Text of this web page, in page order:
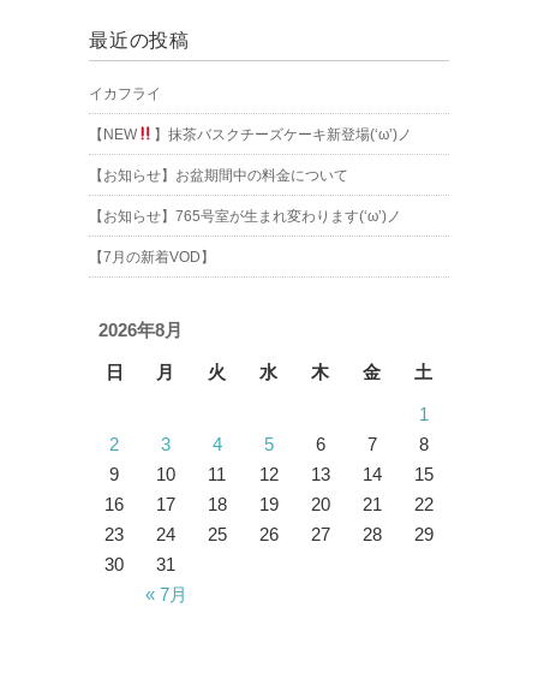
最近の投稿
イカフライ
【NEW 】抹茶バスクチーズケーキ新登場(‘ω’)ノ
【お知らせ】お盆期間中の料金について
【お知らせ】765号室が生まれ変わります(‘ω’)ノ
【7月の新着VOD】
2026年8月
日 月 火 水 木 金 土
« 7月
1
2
3 4 5 6 7
8
9
10 11 12 13 14
15
16
17 18 19 20 21
22
23
24 25 26 27 28
29
30
31